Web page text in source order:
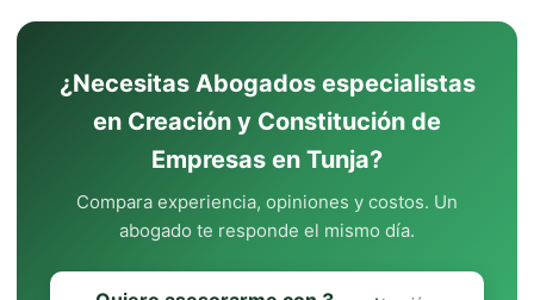
¿Necesitas Abogados especialistas
en Creación y Constitución de
Empresas en Tunja?
Compara experiencia, opiniones y costos. Un
abogado te responde el mismo día.